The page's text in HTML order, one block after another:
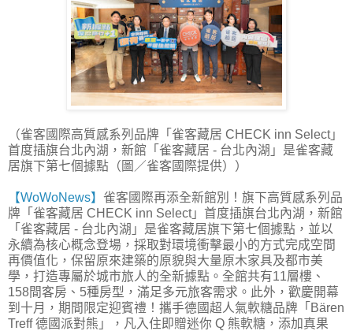
（雀客國際高質感系列品牌「雀客藏居 CHECK inn Select」
首度插旗台北內湖，新館「雀客藏居 - 台北內湖」是雀客藏
居旗下第七個據點（圖／雀客國際提供））
【WoWoNews】 雀客國際再添全新館別！旗下高質感系列品
牌「雀客藏居 CHECK inn Select」首度插旗台北內湖，新館
「雀客藏居 - 台北內湖」是雀客藏居旗下第七個據點，並以
永續為核心概念登場，採取對環境衝擊最小的方式完成空間
再價值化，保留原來建築的原貌與大量原木家具及都市美
學，打造專屬於城市旅人的全新據點。全館共有11層樓、
158間客房、5種房型，滿足多元旅客需求。此外，歡慶開幕
到十月，期間限定迎賓禮！攜手德國超人氣軟糖品牌「Bären
Treff 德國派對熊」，凡入住即贈迷你 Q 熊軟糖，添加真果